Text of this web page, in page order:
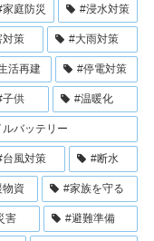
家庭防災 #浸水対策
対策 #大雨対策
活再建 #停電対策
子供 #温暖化
バッテリー
台風対策 #断水
物資 #家族を守る
害 #避難準備